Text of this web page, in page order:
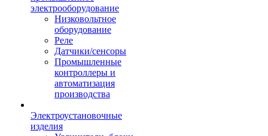
электрооборудование
Низковольтное
оборудование
Реле
Датчики/сенсоры
Промышленные
контроллеры и
автоматизация
производства
Электроустановочные
изделия